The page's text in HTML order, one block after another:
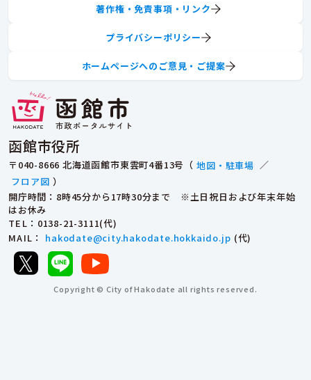
函館市役所
〒040-8666 北海道函館市東雲町4番13号（ 地図・駐車場 ／
フロア図 ）
開庁時間：8時45分から17時30分まで ※土日祝日および年末年始
はお休み
TEL ：0138-21-3111(代)
MAIL ： hakodate@city.hakodate.hokkaido.jp (代)
著作権・免責事項・リンク
プライバシーポリシー
ホームページへのご意見・ご提案
Copyright © City of Hakodate all rights reserved.